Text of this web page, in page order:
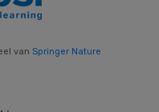
van Springer Nature